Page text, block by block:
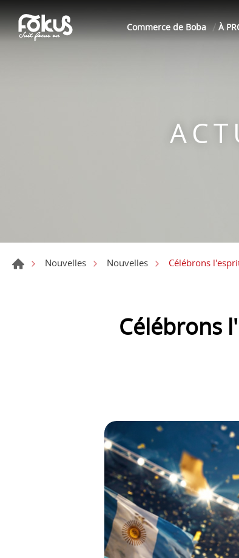
Commerce de Boba À
Nouvelles Nouvelles Célébrons
Célébrons